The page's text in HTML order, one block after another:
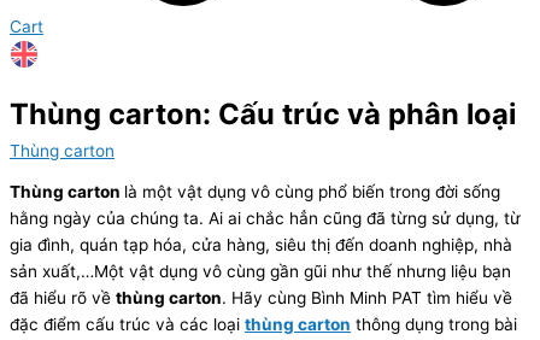
Cart
Thùng carton: Cấu trúc và phân loại
Thùng carton
Thùng carton là một vật dụng vô cùng phổ biến trong đời sống
hằng ngày của chúng ta. Ai ai chắc hẳn cũng đã từng sử dụng, từ
gia đình, quán tạp hóa, cửa hàng, siêu thị đến doanh nghiệp, nhà
sản xuất,…Một vật dụng vô cùng gần gũi như thế nhưng liệu bạn
đã hiểu rõ về thùng carton. Hãy cùng Bình Minh PAT tìm hiểu về
đặc điểm cấu trúc và các loại thùng carton thông dụng trong bài